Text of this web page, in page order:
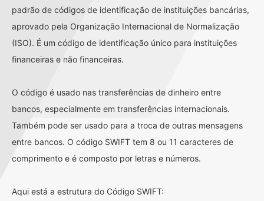
padrão de códigos de identificação de instituições bancárias,
aprovado pela Organização Internacional de Normalização
(ISO). É um código de identificação único para instituições
financeiras e não financeiras.
O código é usado nas transferências de dinheiro entre
bancos, especialmente em transferências internacionais.
Também pode ser usado para a troca de outras mensagens
entre bancos. O código SWIFT tem 8 ou 11 caracteres de
comprimento e é composto por letras e números.
Aqui está a estrutura do Código SWIFT: